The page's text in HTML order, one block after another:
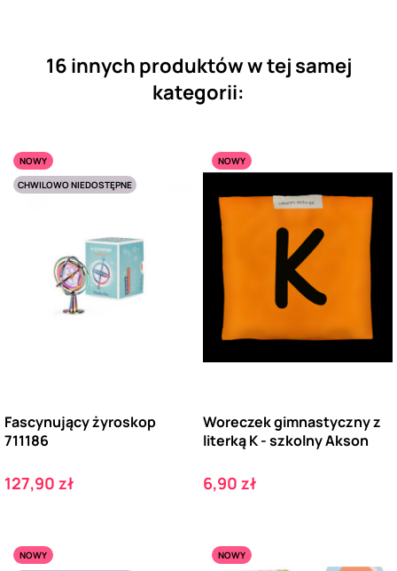
16 innych produktów w tej samej
kategorii:
NOWY
CHWILOWO NIEDOSTĘPNE
Fascynujący żyroskop
711186
Cena
127,90 zł
NOWY
Woreczek gimnastyczny z
literką K - szkolny Akson
Cena
6,90 zł
NOWY NOWY